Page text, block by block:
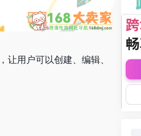
用户可以创建、编辑、